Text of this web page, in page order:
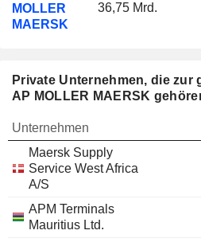
MOLLER
MAERSK
36,75 Mrd.
Private Unternehmen, die zur
AP MOLLER MAERSK
Unternehmen
Maersk Supply
Service West Africa
A/S
APM Terminals
Mauritius Ltd.